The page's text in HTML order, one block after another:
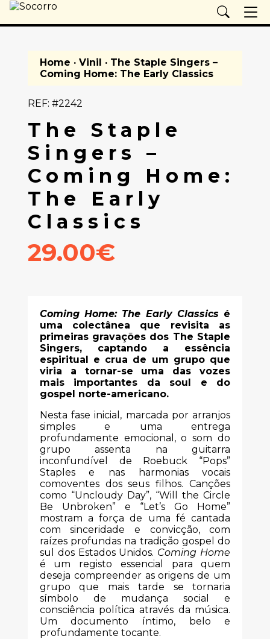
Home · Vinil · The Staple Singers –
Coming Home: The Early Classics
REF: #2242
The Staple
Singers –
Coming Home:
The Early
Classics
29.00€
Coming Home: The Early Classics é
uma colectânea que revisita as
primeiras gravações dos The Staple
Singers, captando a essência
espiritual e crua de um grupo que
viria a tornar-se uma das vozes
mais importantes da soul e do
gospel norte-americano.
Nesta fase inicial, marcada por arranjos
simples e uma entrega
profundamente emocional, o som do
grupo assenta na guitarra
inconfundível de Roebuck “Pops”
Staples e nas harmonias vocais
comoventes dos seus filhos. Canções
como “Uncloudy Day”, “Will the Circle
Be Unbroken” e “Let’s Go Home”
mostram a força de uma fé cantada
com sinceridade e convicção, com
raízes profundas na tradição gospel do
sul dos Estados Unidos. Coming Home
é um registo essencial para quem
deseja compreender as origens de um
grupo que mais tarde se tornaria
símbolo de mudança social e
consciência política através da música.
Um documento íntimo, belo e
profundamente tocante.